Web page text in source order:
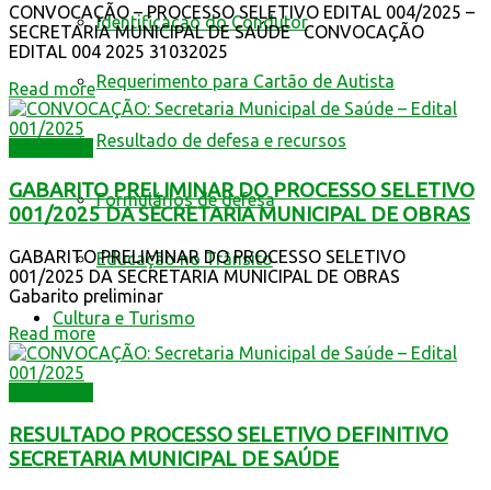
Identificacao do Condutor
Requerimento para Cartão de Autista
Resultado de defesa e recursos
Formulários de defesa
Educação no Trânsito
Cultura e Turismo
CONVOCAÇÃO – PROCESSO SELETIVO EDITAL 004/2025 –
SECRETARIA MUNICIPAL DE SAÚDE CONVOCAÇÃO
EDITAL 004 2025 31032025
Read more
GABARITO PRELIMINAR DO PROCESSO SELETIVO
001/2025 DA SECRETARIA MUNICIPAL DE OBRAS
GABARITO PRELIMINAR DO PROCESSO SELETIVO
001/2025 DA SECRETARIA MUNICIPAL DE OBRAS
Gabarito preliminar
Read more
RESULTADO PROCESSO SELETIVO DEFINITIVO
SECRETARIA MUNICIPAL DE SAÚDE